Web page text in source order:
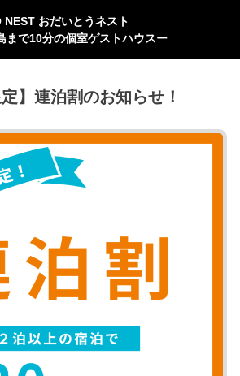
NEST おだいとうネスト
まで10分の個室ゲストハウスー
定】連泊割のお知らせ！